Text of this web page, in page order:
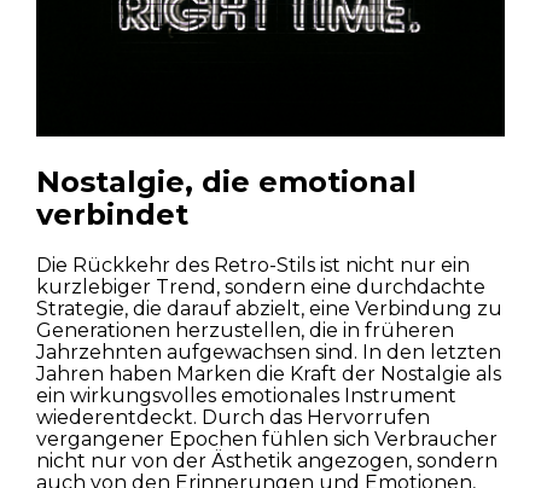
Wohnungen
Straßen
Natur
Spots
Nostalgie, die emotional
verbindet
Die Rückkehr des Retro-Stils ist nicht nur ein
kurzlebiger Trend, sondern eine durchdachte
Strategie, die darauf abzielt, eine Verbindung zu
Generationen herzustellen, die in früheren
Jahrzehnten aufgewachsen sind. In den letzten
Jahren haben Marken die Kraft der Nostalgie als
ein wirkungsvolles emotionales Instrument
wiederentdeckt. Durch das Hervorrufen
vergangener Epochen fühlen sich Verbraucher
nicht nur von der Ästhetik angezogen, sondern
auch von den Erinnerungen und Emotionen,